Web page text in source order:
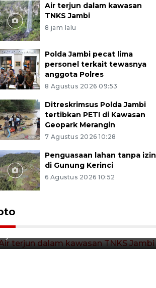
Air terjun dalam kawasan
TNKS Jambi
8 jam lalu
Polda Jambi pecat lima
personel terkait tewasnya
anggota Polres
8 Agustus 2026 09:53
Ditreskrimsus Polda Jambi
tertibkan PETI di Kawasan
Geopark Merangin
7 Agustus 2026 10:28
Penguasaan lahan tanpa izin
di Gunung Kerinci
6 Agustus 2026 10:52
Air terjun dalam kawasan
TNKS Jambi